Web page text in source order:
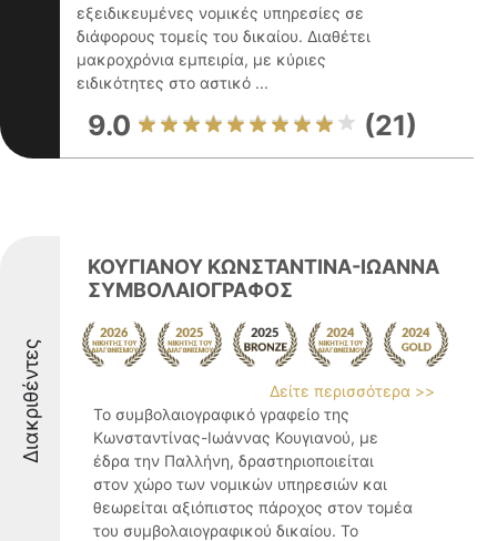
εξειδικευμένες νομικές υπηρεσίες σε
διάφορους τομείς του δικαίου. Διαθέτει
μακροχρόνια εμπειρία, με κύριες
ειδικότητες στο αστικό ...
9.0 (21)
Διακριθέντες
ΚΟΥΓΙΑΝΟΥ ΚΩΝΣΤΑΝΤΙΝΑ-ΙΩΑΝΝΑ
ΣΥΜΒΟΛΑΙΟΓΡΑΦΟΣ
Δείτε περισσότερα >>
Το συμβολαιογραφικό γραφείο της
Κωνσταντίνας-Ιωάννας Κουγιανού, με
έδρα την Παλλήνη, δραστηριοποιείται
στον χώρο των νομικών υπηρεσιών και
θεωρείται αξιόπιστος πάροχος στον τομέα
του συμβολαιογραφικού δικαίου. Το